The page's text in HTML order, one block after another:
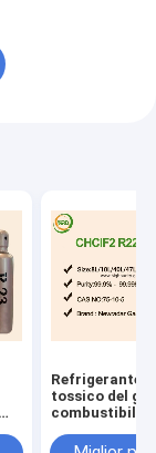
Refrigerante
tossico del
combustibile
torbido